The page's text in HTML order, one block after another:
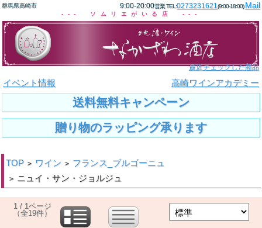
群馬県高崎市 9:00-20:00営業 TEL:0273231621(9:00-18:00)Mail
--- ソムリエがいる店 ---
最近チェックした商品
イベント情報 高崎ワインアカデミー
送料無料キャンペーン
贈り物のラッピング承ります
TOP > ワイン > フランス_ブルゴーニュ
> ニュイ・サン・ジョルジュ
1 / 1ページ
（全19件）